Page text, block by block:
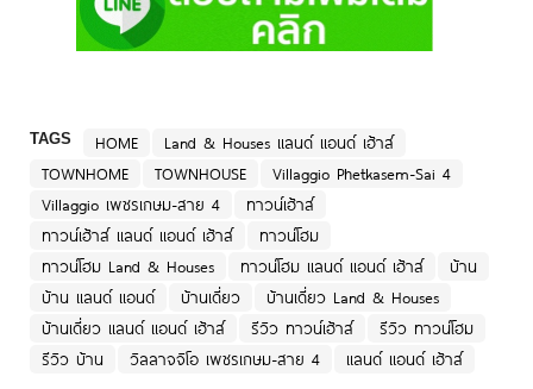
TAGS HOME
Land & Houses แลนด์ แอนด์ เฮ้าส์
TOWNHOME
TOWNHOUSE
Villaggio Phetkasem-Sai 4
Villaggio เพชรเกษม-สาย 4
ทาวน์เฮ้าส์
ทาวน์เฮ้าส์ แลนด์ แอนด์ เฮ้าส์
ทาวน์โฮม
ทาวน์โฮม Land & Houses
ทาวน์โฮม แลนด์ แอนด์ เฮ้าส์
บ้าน
บ้าน แลนด์ แอนด์
บ้านเดี่ยว
บ้านเดี่ยว Land & Houses
บ้านเดี่ยว แลนด์ แอนด์ เฮ้าส์
รีวิว ทาวน์เฮ้าส์
รีวิว ทาวน์โฮม
รีวิว บ้าน
วิลลาจจิโอ เพชรเกษม-สาย 4 แลนด์ แอนด์ เฮ้าส์